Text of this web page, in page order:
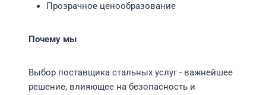
Прозрачное ценообразование
Почему мы
Выбор поставщика стальных услуг - важнейшее
решение, влияющее на безопасность и